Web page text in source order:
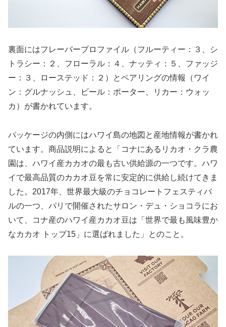
裏面にはフレーバープロファイル（フルーティー：３、シ
トラシー：２、フローラル：４、ナッティ：５、ファッジ
ー：３、ローステッド：２）とペアリングの情報（ワイ
ン：グルナッシュ、ビール：ポーター、リカー：ウォッ
カ）が書かれています。
パッケージの内側にはハワイ島の地図と産地情報が書かれ
ています。商品説明によると「コナにあるリカオ・クラ農
園は、ハワイ産カカオの最も古い供給源の一つです。ハワ
イで最高品質のカカオ豆を常に安定的に供給し続けてきま
した。2017年、世界最大級のチョコレートフェスティバ
ルの一つ、パリで開催されたサロン・デュ・ショコラにお
いて、コナ産のハワイ産カカオ豆は「世界で最も風味豊か
なカカオ トップ15」に選ばれました」とのこと。